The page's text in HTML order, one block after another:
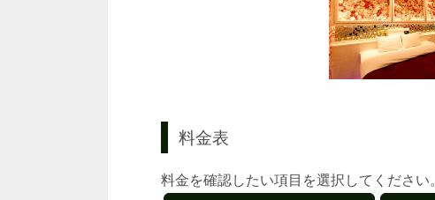
料金表
料金を確認したい項目を選択してください。